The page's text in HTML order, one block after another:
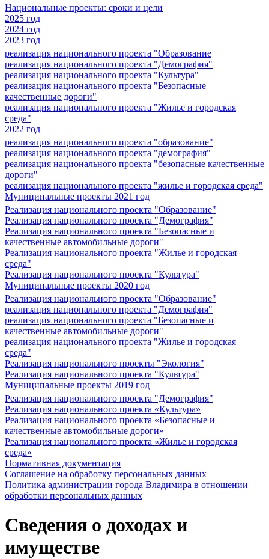
Национальные проекты: сроки и цели
2025 год
2024 год
2023 год
реализация национального проекта "Образование
реализация национального проекта "Демография"
реализация национального проекта "Культура"
реализация национального проекта "Безопасные
качественные дороги"
реализация национального проекта "Жилье и городская
среда"
2022 год
реализация национального проекта "образование"
реализация национального проекта "демография"
реализация национального проекта "безопасные качественные
дороги"
реализация национального проекта "жилье и городская среда"
Муниципальные проекты 2021 год
Реализация национального проекта "Образование"
Реализация национального проекта "Демография"
Реализация национального проекта "Безопасные и
качественные автомобильные дороги"
Реализация национального проекта "Жилье и городская
среда"
Реализация национального проекта "Культура"
Муниципальные проекты 2020 год
Реализация национального проекта "Образование"
реализация национального проекта "Демография"
реализация национального проекта "Безопасные и
качественные автомобильные дороги"
реализация национального проекта "Жилье и городская
среда"
Реализация национального проекты "Экология"
Реализация национального проекта "Культура"
Муниципальные проекты 2019 год
Реализация национального проекта "Демография"
Реализация национального проекта «Культура»
Реализация национального проекта «Безопасные и
качественные автомобильные дороги»
Реализация национального проекта «Жилье и городская
среда»
Нормативная документация
Соглашение на обработку персональных данных
Политика администрации города Владимира в отношении
обработки персональных данных
Сведения о доходах и
имуществе